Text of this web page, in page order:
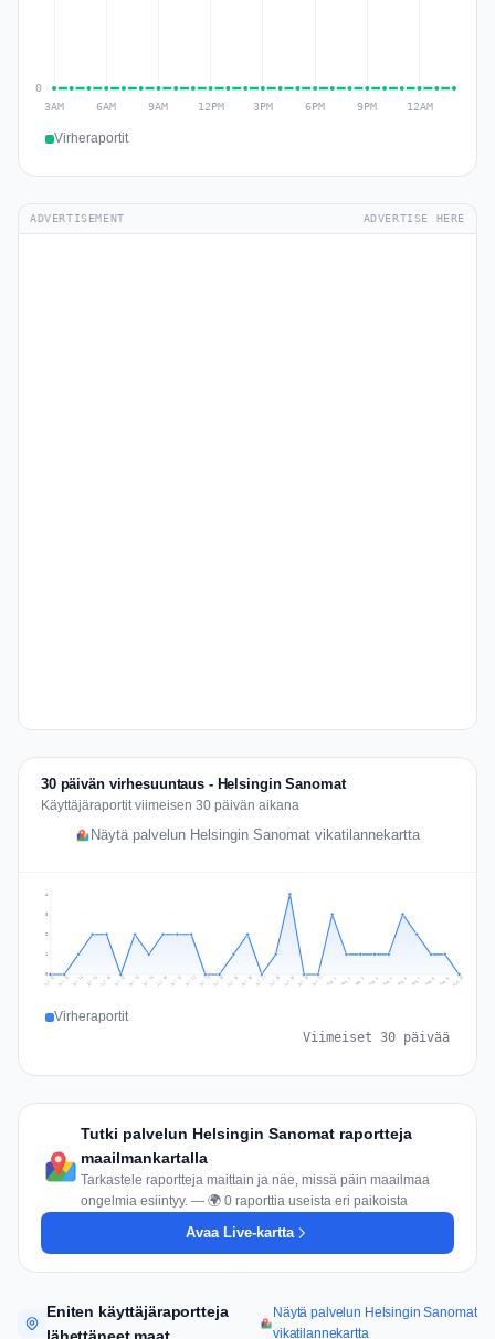
Virheraportit
ADVERTISEMENT ADVERTISE HERE
30 päivän virhesuuntaus - Helsingin Sanomat
Käyttäjäraportit viimeisen 30 päivän aikana
Näytä palvelun Helsingin Sanomat vikatilannekartta
1
2
3
4
Jul 12 Jul 13 Jul 14 Jul 15 Jul 16 Jul 17 Jul 18 Jul 19 Jul 20 Jul 21 Jul 22 Jul 23 Jul 24 Jul 25 Jul 26 Jul 27 Jul 28 Jul 29 Jul 30 Jul 31 Aug 1 Aug 2 Aug 3 Aug 4 Aug 5 Aug 6 Aug 7 Aug 8 Aug 9 Aug 10
Virheraportit
Viimeiset 30 päivää
Tutki palvelun Helsingin Sanomat raportteja
maailmankartalla
Tarkastele raportteja maittain ja näe, missä päin maailmaa
ongelmia esiintyy. — 🌍 0 raporttia useista eri paikoista
Avaa Live-kartta
Eniten käyttäjäraportteja
Näytä palvelun Helsingin Sanomat
vikatilannekartta